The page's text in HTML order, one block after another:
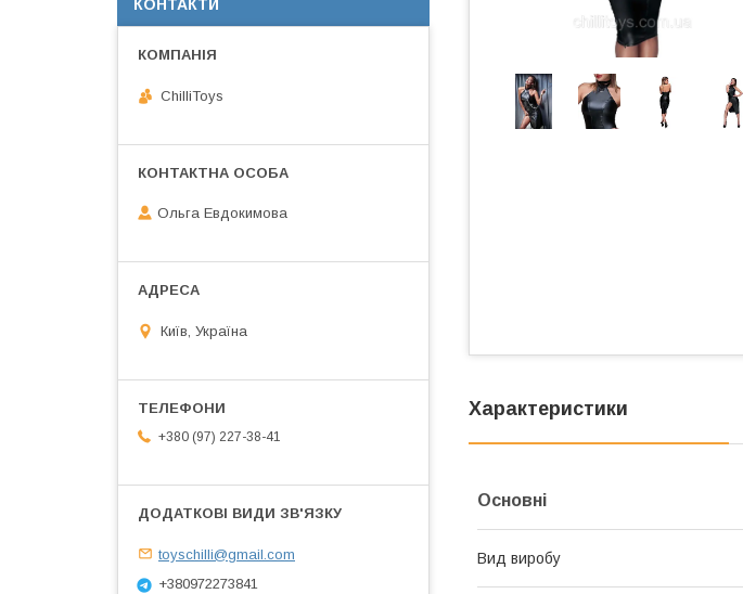
Характеристики
Основні
Вид виробу
КОНТАКТИ
ChilliToys
Ольга Евдокимова
Київ, Україна
+380 (97) 227-38-41
toyschilli@gmail.com
+380972273841